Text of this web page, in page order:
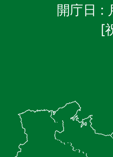
開庁日 :
[
杖
村
の